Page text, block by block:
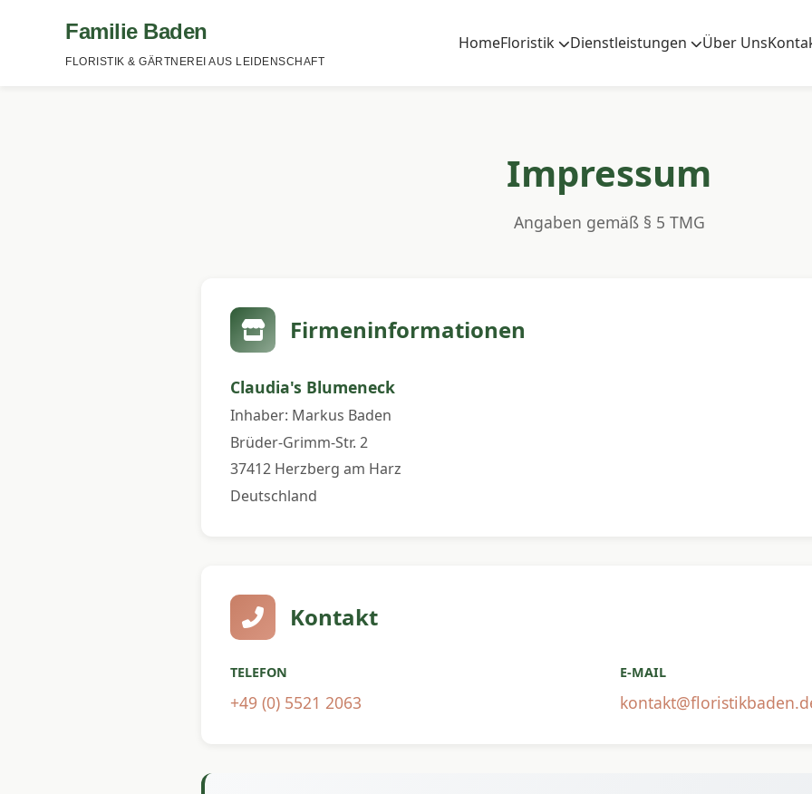
Familie Baden
FLORISTIK & GÄRTNEREI AUS LEIDENSCHAFT
HomeFloristik Dienstleistungen Über Uns
Impressum
Angaben gemäß § 5 TMG
Firmeninformationen
Claudia's Blumeneck
Inhaber: Markus Baden
Brüder-Grimm-Str. 2
37412 Herzberg am Harz
Deutschland
Kontakt
TELEFON
+49 (0) 5521 2063
E-MAIL